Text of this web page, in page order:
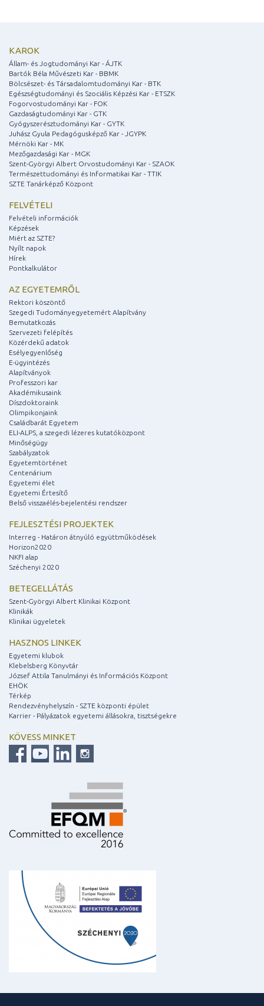
KAROK
Állam- és Jogtudományi Kar - ÁJTK
Bartók Béla Művészeti Kar - BBMK
Bölcsészet- és Társadalomtudományi Kar - BTK
Egészségtudományi és Szociális Képzési Kar - ETSZK
Fogorvostudományi Kar - FOK
Gazdaságtudományi Kar - GTK
Gyógyszerésztudományi Kar - GYTK
Juhász Gyula Pedagógusképző Kar - JGYPK
Mérnöki Kar - MK
Mezőgazdasági Kar - MGK
Szent-Györgyi Albert Orvostudományi Kar - SZAOK
Természettudományi és Informatikai Kar - TTIK
SZTE Tanárképző Központ
FELVÉTELI
Felvételi információk
Képzések
Miért az SZTE?
Nyílt napok
Hírek
Pontkalkulátor
AZ EGYETEMRŐL
Rektori köszöntő
Szegedi Tudományegyetemért Alapítvány
Bemutatkozás
Szervezeti felépítés
Közérdekű adatok
Esélyegyenlőség
E-ügyintézés
Alapítványok
Professzori kar
Akadémikusaink
Díszdoktoraink
Olimpikonjaink
Családbarát Egyetem
ELI-ALPS, a szegedi lézeres kutatóközpont
Minőségügy
Szabályzatok
Egyetemtörténet
Centenárium
Egyetemi élet
Egyetemi Értesítő
Belső visszaélés-bejelentési rendszer
FEJLESZTÉSI PROJEKTEK
Interreg - Határon átnyúló együttműködések
Horizon2020
NKFI alap
Széchenyi 2020
BETEGELLÁTÁS
Szent-Györgyi Albert Klinikai Központ
Klinikák
Klinikai ügyeletek
HASZNOS LINKEK
Egyetemi klubok
Klebelsberg Könyvtár
József Attila Tanulmányi és Információs Központ
EHÖK
Térkép
Rendezvényhelyszín - SZTE központi épület
Karrier - Pályázatok egyetemi állásokra, tisztségekre
KÖVESS MINKET